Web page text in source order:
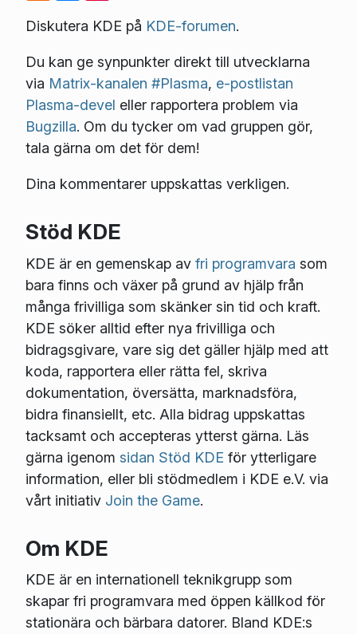
Diskutera KDE på KDE-forumen.
Du kan ge synpunkter direkt till utvecklarna
via Matrix-kanalen #Plasma, e-postlistan
Plasma-devel eller rapportera problem via
Bugzilla. Om du tycker om vad gruppen gör,
tala gärna om det för dem!
Dina kommentarer uppskattas verkligen.
Stöd KDE
KDE är en gemenskap av fri programvara som
bara finns och växer på grund av hjälp från
många frivilliga som skänker sin tid och kraft.
KDE söker alltid efter nya frivilliga och
bidragsgivare, vare sig det gäller hjälp med att
koda, rapportera eller rätta fel, skriva
dokumentation, översätta, marknadsföra,
bidra finansiellt, etc. Alla bidrag uppskattas
tacksamt och accepteras ytterst gärna. Läs
gärna igenom sidan Stöd KDE för ytterligare
information, eller bli stödmedlem i KDE e.V. via
vårt initiativ Join the Game.
Om KDE
KDE är en internationell teknikgrupp som
skapar fri programvara med öppen källkod för
stationära och bärbara datorer. Bland KDE:s